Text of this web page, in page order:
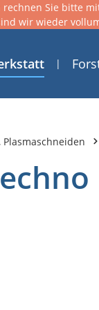
Sie bitte
wir wieder
Plasmaschneiden